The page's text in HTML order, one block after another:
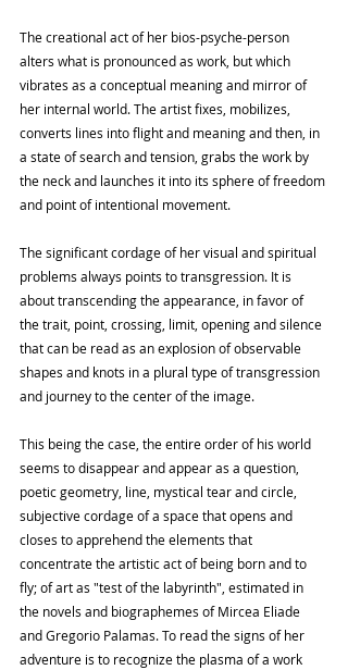
The creational act of her bios-psyche-person
alters what is pronounced as work, but which
vibrates as a conceptual meaning and mirror of
her internal world. The artist fixes, mobilizes,
converts lines into flight and meaning and then, in
a state of search and tension, grabs the work by
the neck and launches it into its sphere of freedom
and point of intentional movement.
The significant cordage of her visual and spiritual
problems always points to transgression. It is
about transcending the appearance, in favor of
the trait, point, crossing, limit, opening and silence
that can be read as an explosion of observable
shapes and knots in a plural type of transgression
and journey to the center of the image.
This being the case, the entire order of his world
seems to disappear and appear as a question,
poetic geometry, line, mystical tear and circle,
subjective cordage of a space that opens and
closes to apprehend the elements that
concentrate the artistic act of being born and to
fly; of art as "test of the labyrinth", estimated in
the novels and biographemes of Mircea Eliade
and Gregorio Palamas. To read the signs of her
adventure is to recognize the plasma of a work